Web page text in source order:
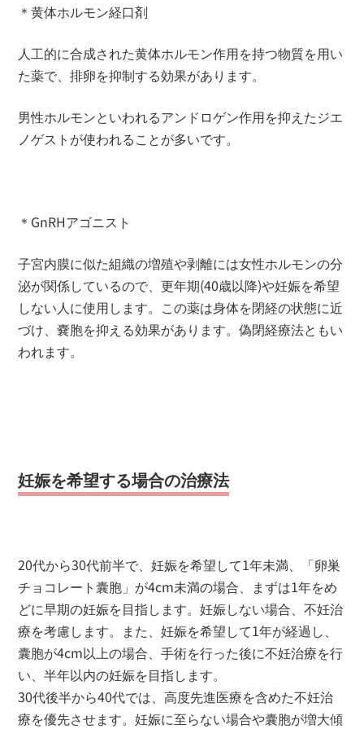
＊黄体ホルモン経口剤
人工的に合成された黄体ホルモン作用を持つ物質を用い
た薬で、排卵を抑制する効果があります。
男性ホルモンといわれるアンドロゲン作用を抑えたジエ
ノゲストが使われることが多いです。
＊GnRHアゴニスト
子宮内膜に似た組織の増殖や剥離には女性ホルモンの分
泌が関係しているので、更年期(40歳以降)や妊娠を希望
しない人に使用します。この薬は身体を閉経の状態に近
づけ、嚢胞を抑える効果があります。偽閉経療法ともい
われます。
妊娠を希望する場合の治療法
20代から30代前半で、妊娠を希望して1年未満、「卵巣
チョコレート囊胞」が4cm未満の場合、まずは1年をめ
どに早期の妊娠を目指します。妊娠しない場合、不妊治
療を考慮します。また、妊娠を希望して1年が経過し、
囊胞が4cm以上の場合、手術を行った後に不妊治療を行
い、半年以内の妊娠を目指します。
30代後半から40代では、高度先進医療を含めた不妊治
療を優先させます。妊娠に至らない場合や囊胞が増大傾